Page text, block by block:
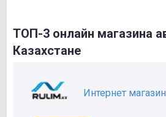
ТОП-3 онлайн магазина
Казахстане
Интернет